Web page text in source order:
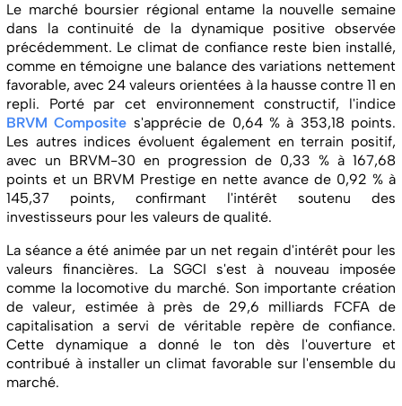
Le marché boursier régional entame la nouvelle semaine
dans la continuité de la dynamique positive observée
précédemment. Le climat de confiance reste bien installé,
comme en témoigne une balance des variations nettement
favorable, avec 24 valeurs orientées à la hausse contre 11 en
repli. Porté par cet environnement constructif, l'indice
BRVM Composite s'apprécie de 0,64 % à 353,18 points.
Les autres indices évoluent également en terrain positif,
avec un BRVM-30 en progression de 0,33 % à 167,68
points et un BRVM Prestige en nette avance de 0,92 % à
145,37 points, confirmant l'intérêt soutenu des
investisseurs pour les valeurs de qualité.
La séance a été animée par un net regain d'intérêt pour les
valeurs financières. La SGCI s'est à nouveau imposée
comme la locomotive du marché. Son importante création
de valeur, estimée à près de 29,6 milliards FCFA de
capitalisation a servi de véritable repère de confiance.
Cette dynamique a donné le ton dès l'ouverture et
contribué à installer un climat favorable sur l'ensemble du
marché.